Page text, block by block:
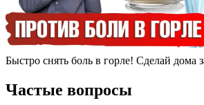
Быстро снять боль в горле! Сделай дома
Частые вопросы